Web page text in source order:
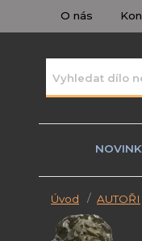
O nás
Úvod AUTOŘI